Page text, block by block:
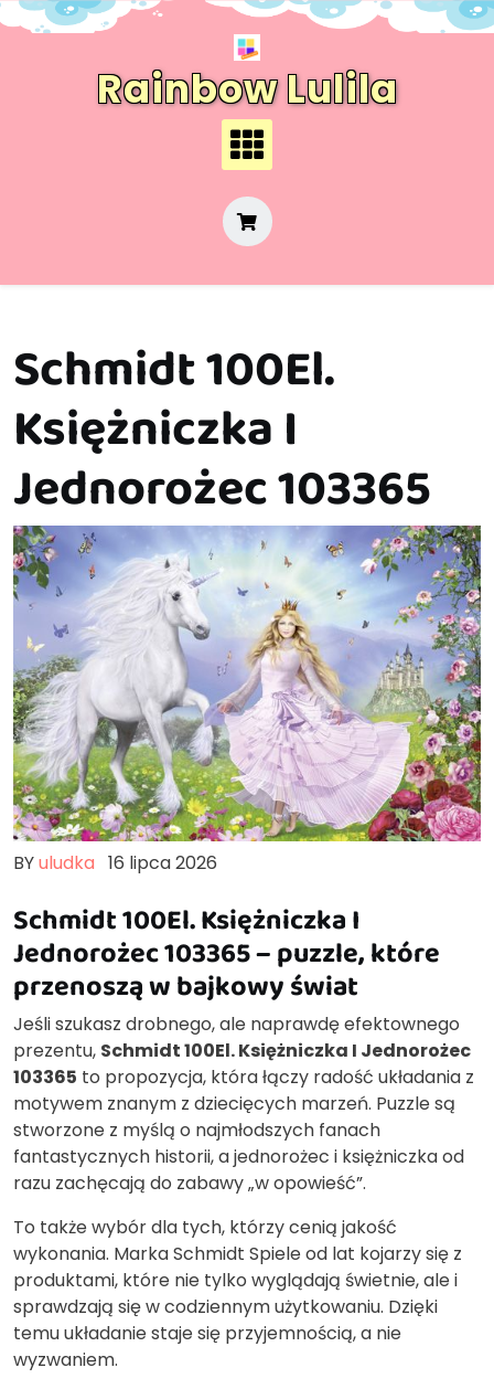
Skip
Rainbow Lulila
Schmidt 100El.
Księżniczka I
Jednorożec 103365
BYuludka 16 lipca 2026
Schmidt 100El. Księżniczka I
Jednorożec 103365 – puzzle, które
przenoszą w bajkowy świat
Jeśli szukasz drobnego, ale naprawdę efektownego
prezentu, Schmidt 100El. Księżniczka I Jednorożec
103365 to propozycja, która łączy radość układania z
motywem znanym z dziecięcych marzeń. Puzzle są
stworzone z myślą o najmłodszych fanach
fantastycznych historii, a jednorożec i księżniczka od
razu zachęcają do zabawy „w opowieść”.
To także wybór dla tych, którzy cenią jakość
wykonania. Marka Schmidt Spiele od lat kojarzy się z
produktami, które nie tylko wyglądają świetnie, ale i
sprawdzają się w codziennym użytkowaniu. Dzięki
temu układanie staje się przyjemnością, a nie
wyzwaniem.